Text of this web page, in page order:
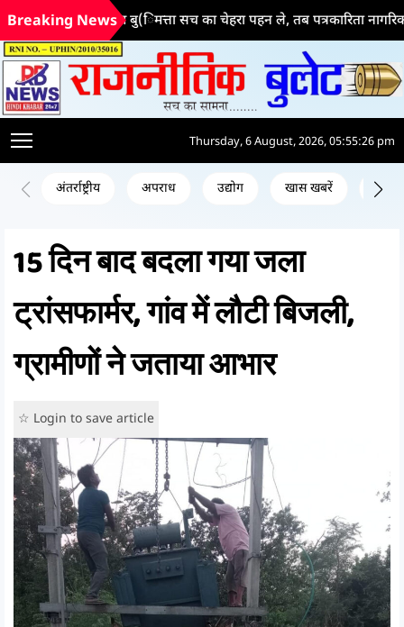
जब कृत्रिम बु(िमत्ता सच का चेहरा पहन ले, तब पत्रकारिता नागरिक
Breaking News
Thursday, 6 August, 2026, 05:55:26 pm
अंतर्राष्ट्रीय अपराध उद्योग खास खबरें जन
15 दिन बाद बदला गया जला
ट्रांसफार्मर, गांव में लौटी बिजली,
ग्रामीणों ने जताया आभार
☆ Login to save article